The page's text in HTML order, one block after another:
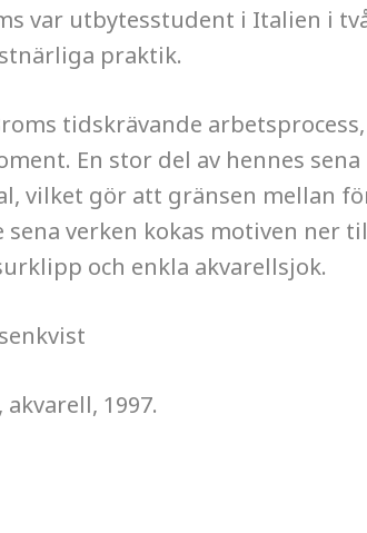
var utbytesstudent i Italien i
praktik.
tidskrävande arbetsprocess,
En stor del av hennes
vilket gör att gränsen mellan
verken kokas motiven ner
och enkla akvarellsjok.
1997.